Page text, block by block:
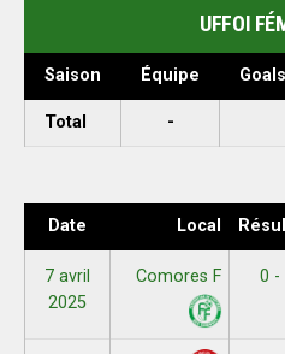
UFFOI
Saison Équipe Goals
Total -
Date Local
7 avril
2025
Comores F
0 -